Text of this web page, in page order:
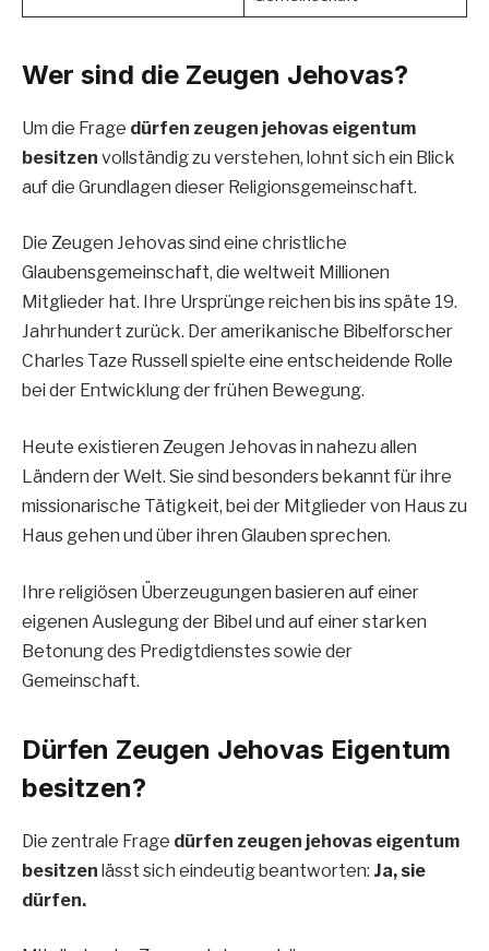
Wer sind die Zeugen Jehovas?
Um die Frage dürfen zeugen jehovas eigentum
besitzen vollständig zu verstehen, lohnt sich ein Blick
auf die Grundlagen dieser Religionsgemeinschaft.
Die Zeugen Jehovas sind eine christliche
Glaubensgemeinschaft, die weltweit Millionen
Mitglieder hat. Ihre Ursprünge reichen bis ins späte 19.
Jahrhundert zurück. Der amerikanische Bibelforscher
Charles Taze Russell spielte eine entscheidende Rolle
bei der Entwicklung der frühen Bewegung.
Heute existieren Zeugen Jehovas in nahezu allen
Ländern der Welt. Sie sind besonders bekannt für ihre
missionarische Tätigkeit, bei der Mitglieder von Haus zu
Haus gehen und über ihren Glauben sprechen.
Ihre religiösen Überzeugungen basieren auf einer
eigenen Auslegung der Bibel und auf einer starken
Betonung des Predigtdienstes sowie der
Gemeinschaft.
Dürfen Zeugen Jehovas Eigentum
besitzen?
Die zentrale Frage dürfen zeugen jehovas eigentum
besitzen lässt sich eindeutig beantworten: Ja, sie
dürfen.